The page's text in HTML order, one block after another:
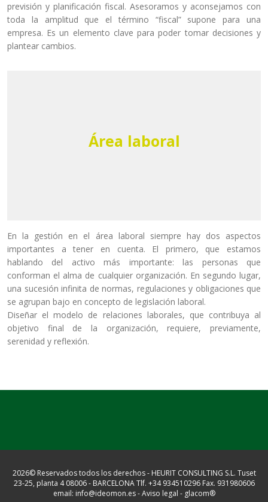
previsión y planificación fiscal. Asesoramos y aconsejamos con
toda la amplitud que el término “fiscal” supone para una
empresa. Es un elemento clave para poder tomar decisiones y
plantear cambios.
Área laboral
En la gestión en el área laboral siempre hay dos aspectos
importantes a tener en cuenta. El primero, que estamos
hablando del activo más importante: las personas que
conforman el alma de cualquier organización. En segundo lugar,
una sucesión infinita de normas, regulaciones y obligaciones que
se agrupan bajo en concepto de legislación laboral.
Diseñar el modelo de relaciones laborales, que contribuya al
objetivo final de la organización, requiere, previamente,
serenidad y reflexión.
2026© Reservados todos los derechos - HEURIT CONSULTING S.L. Tuset
23-25, planta 4 08006 - BARCELONA Tlf. +34 934510296 Fax. 931980606
email: info@ideomon.es -Aviso legal - glacom®